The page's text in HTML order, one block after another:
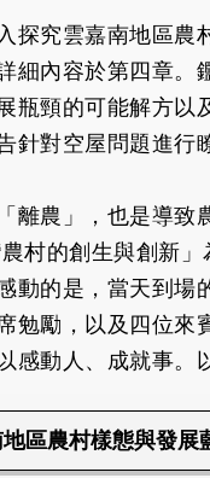
探究雲嘉南地區農
細內容於第四章。
瓶頸的可能解方以
針對空屋問題進行
離農」，也是導致
村的創生與創新
動的是，當天到場
勉勵，以及四位來
感動人、成就事。
區農村樣態與發展